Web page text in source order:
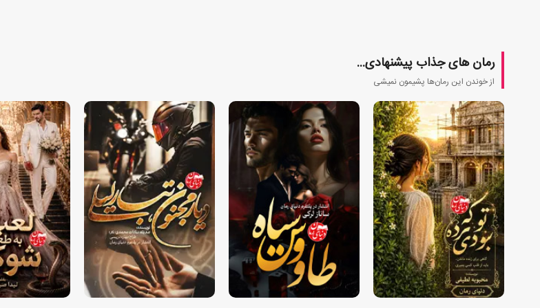
رمان های جذاب پیشنهادی...
از خوندن این رمان‌ها پشیمون نمیشی